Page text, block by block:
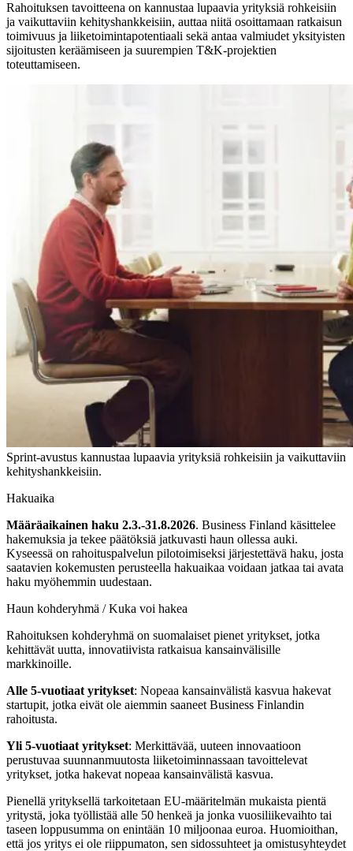
Rahoituksen tavoitteena on kannustaa lupaavia yrityksiä rohkeisiin
ja vaikuttaviin kehityshankkeisiin, auttaa niitä osoittamaan ratkaisun
toimivuus ja liiketoimintapotentiaali sekä antaa valmiudet yksityisten
sijoitusten keräämiseen ja suurempien T&K-projektien
toteuttamiseen.
Sprint-avustus kannustaa lupaavia yrityksiä rohkeisiin ja vaikuttaviin
kehityshankkeisiin.
Hakuaika
Määräaikainen haku 2.3.-31.8.2026. Business Finland käsittelee
hakemuksia ja tekee päätöksiä jatkuvasti haun ollessa auki.
Kyseessä on rahoituspalvelun pilotoimiseksi järjestettävä haku, josta
saatavien kokemusten perusteella hakuaikaa voidaan jatkaa tai avata
haku myöhemmin uudestaan.
Haun kohderyhmä / Kuka voi hakea
Rahoituksen kohderyhmä on suomalaiset pienet yritykset, jotka
kehittävät uutta, innovatiivista ratkaisua kansainvälisille
markkinoille.
Alle 5-vuotiaat yritykset: Nopeaa kansainvälistä kasvua hakevat
startupit, jotka eivät ole aiemmin saaneet Business Finlandin
rahoitusta.
Yli 5-vuotiaat yritykset: Merkittävää, uuteen innovaatioon
perustuvaa suunnanmuutosta liiketoiminnassaan tavoittelevat
yritykset, jotka hakevat nopeaa kansainvälistä kasvua.
Pienellä yrityksellä tarkoitetaan EU-määritelmän mukaista pientä
yritystä, joka työllistää alle 50 henkeä ja jonka vuosiliikevaihto tai
taseen loppusumma on enintään 10 miljoonaa euroa. Huomioithan,
että jos yritys ei ole riippumaton, sen sidossuhteet ja omistusyhteydet